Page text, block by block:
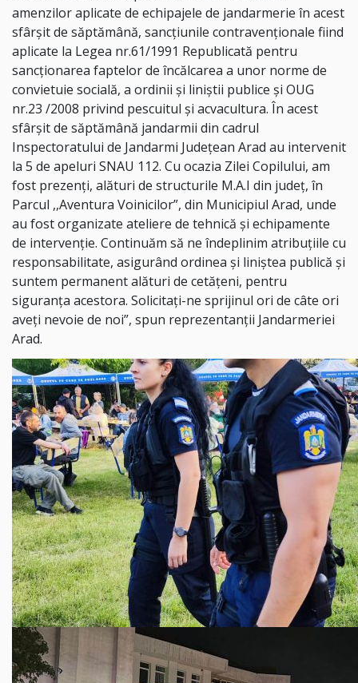
amenzilor aplicate de echipajele de jandarmerie în acest
sfârșit de săptămână, sancțiunile contravenționale fiind
aplicate la Legea nr.61/1991 Republicată pentru
sancționarea faptelor de încălcarea a unor norme de
convietuie socială, a ordinii și liniștii publice și OUG
nr.23 /2008 privind pescuitul și acvacultura. În acest
sfârșit de săptămână jandarmii din cadrul
Inspectoratului de Jandarmi Județean Arad au intervenit
la 5 de apeluri SNAU 112. Cu ocazia Zilei Copilului, am
fost prezenți, alături de structurile M.A.I din județ, în
Parcul ,,Aventura Voinicilor”, din Municipiul Arad, unde
au fost organizate ateliere de tehnică și echipamente
de intervenție. Continuăm să ne îndeplinim atribuțiile cu
responsabilitate, asigurând ordinea și liniștea publică și
suntem permanent alături de cetățeni, pentru
siguranța acestora. Solicitați-ne sprijinul ori de câte ori
aveți nevoie de noi”, spun reprezentanții Jandarmeriei
Arad.